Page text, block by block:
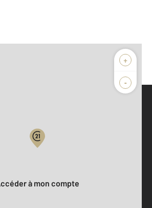
+
-
Accéder à mon compte